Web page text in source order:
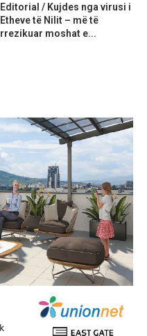
Editorial / Kujdes nga virusi i
Etheve të Nilit – më të
rrezikuar moshat e...